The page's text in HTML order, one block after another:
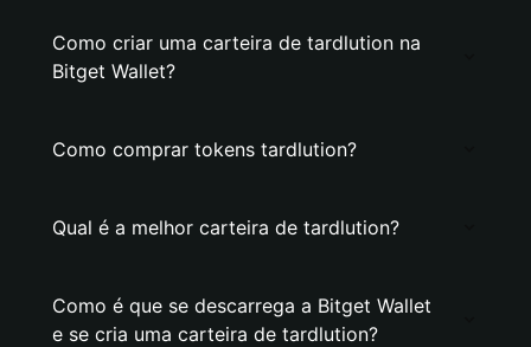
Como criar uma carteira de tardlution na
Bitget Wallet?
Como comprar tokens tardlution?
Qual é a melhor carteira de tardlution?
Como é que se descarrega a Bitget Wallet
e se cria uma carteira de tardlution?